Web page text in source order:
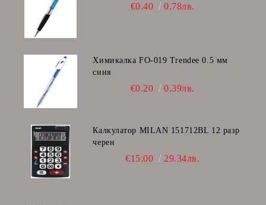
€0.40 0.78лв.
Химикалка FO-019 Trendee 0.5 мм
синя
€0.20 0.39лв.
Калкулатор MILAN 151712BL 12 разр
черен
€15.00 29.34лв.